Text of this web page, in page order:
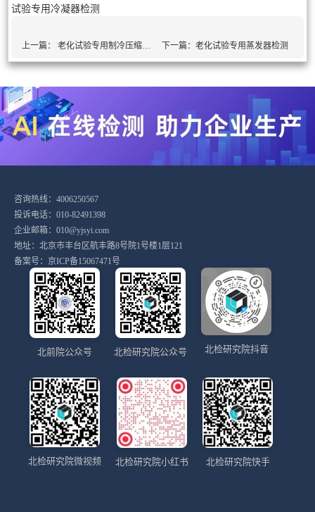
试验专用冷凝器检测
上一篇：老化试验专用制冷压缩机检测 下一篇：老化试验专用蒸发器检测
咨询热线：4006250567
投诉电话：010-82491398
企业邮箱：010@yjsyi.com
地址：北京市丰台区航丰路8号院1号楼1层121
备案号： 京ICP备15067471号
北前院公众号 北检研究院公众号 北检研究院抖音
北检研究院微视频 北检研究院小红书 北检研究院快手